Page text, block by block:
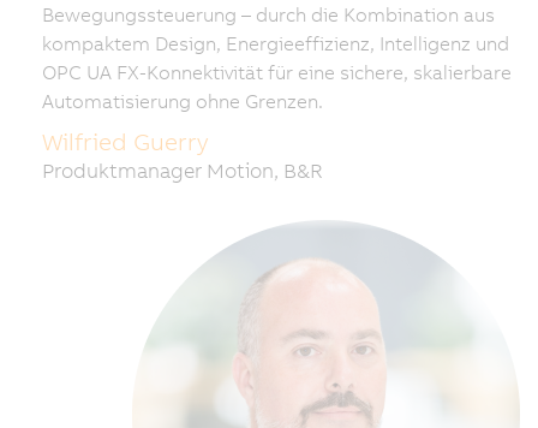
Bewegungssteuerung – durch die Kombination aus
kompaktem Design, Energieeffizienz, Intelligenz und
OPC UA FX-Konnektivität für eine sichere, skalierbare
Automatisierung ohne Grenzen.
Wilfried Guerry
Produktmanager Motion, B&R